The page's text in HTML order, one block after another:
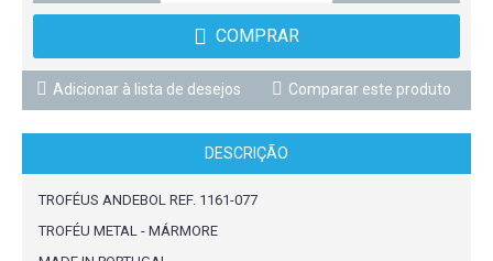
COMPRAR
Adicionar à lista de desejos Comparar este produto
DESCRIÇÃO
TROFÉUS ANDEBOL REF. 1161-077
TROFÉU METAL - MÁRMORE